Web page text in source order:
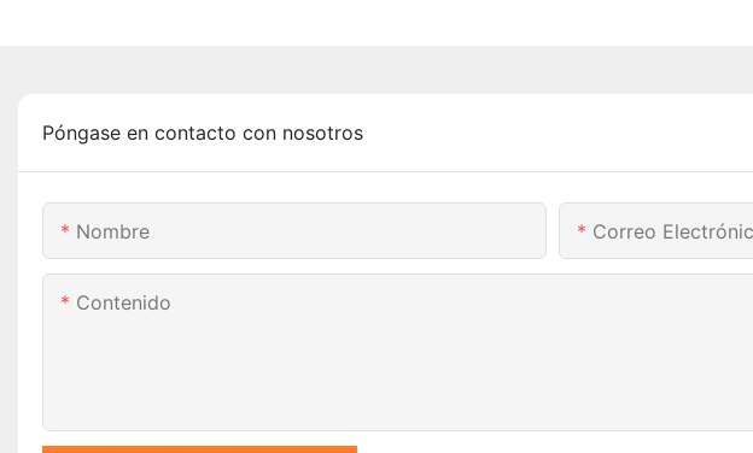
Póngase en contacto con nosotros
Nombre Correo
Contenido